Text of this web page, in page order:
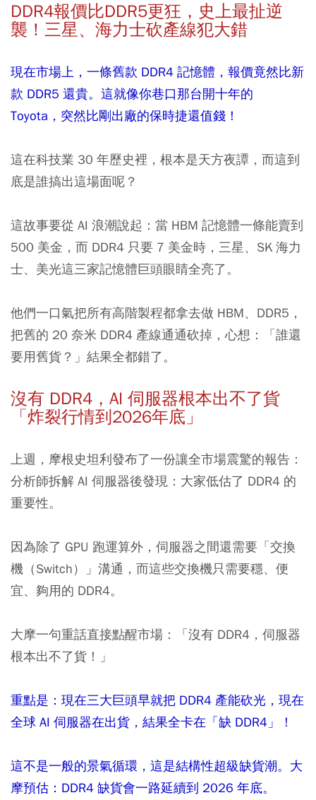
DDR4報價比DDR5更狂，史上最扯逆
襲！三星、海力士砍產線犯大錯
現在市場上，一條舊款 DDR4 記憶體，報價竟然比新
款 DDR5 還貴。這就像你巷口那台開十年的
Toyota，突然比剛出廠的保時捷還值錢！
這在科技業 30 年歷史裡，根本是天方夜譚，而這到
底是誰搞出這場面呢？
這故事要從 AI 浪潮說起：當 HBM 記憶體一條能賣到
500 美金，而 DDR4 只要 7 美金時，三星、SK 海力
士、美光這三家記憶體巨頭眼睛全亮了。
他們一口氣把所有高階製程都拿去做 HBM、DDR5，
把舊的 20 奈米 DDR4 產線通通砍掉，心想：「誰還
要用舊貨？」結果全都錯了。
沒有 DDR4，AI 伺服器根本出不了貨
「炸裂行情到2026年底」
上週，摩根史坦利發布了一份讓全市場震驚的報告：
分析師拆解 AI 伺服器後發現：大家低估了 DDR4 的
重要性。
因為除了 GPU 跑運算外，伺服器之間還需要「交換
機（Switch）」溝通，而這些交換機只需要穩、便
宜、夠用的 DDR4。
大摩一句重話直接點醒市場：「沒有 DDR4，伺服器
根本出不了貨！」
重點是：現在三大巨頭早就把 DDR4 產能砍光，現在
全球 AI 伺服器在出貨，結果全卡在「缺 DDR4」！
這不是一般的景氣循環，這是結構性超級缺貨潮。大
摩預估：DDR4 缺貨會一路延續到 2026 年底。